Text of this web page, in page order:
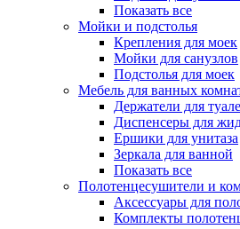
Показать все
Мойки и подстолья
Крепления для моек
Мойки для санузлов
Подстолья для моек
Мебель для ванных
Держатели для
Диспенсеры для
Ершики для унитаза
Зеркала для ванной
Показать все
Полотенцесушители и
Аксессуары для
Комплекты